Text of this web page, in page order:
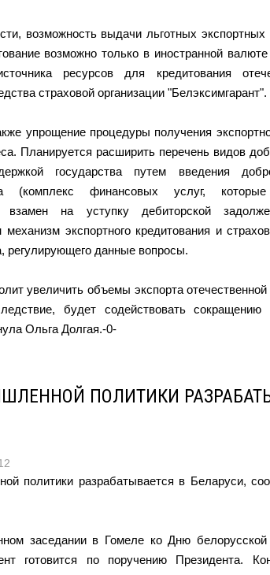
возможность выдачи льготных экспортных
возможно только в иностранной
ресурсов для кредитования
страховой организации "Белэксимгарант".
упрощение процедуры получения
Планируется расширить перечень видов
государства путем введения
(комплекс финансовых услуг,
взамен на уступку дебиторской
экспортного кредитования и
регулирующего данные вопросы.
увеличить объемы экспорта
будет содействовать сокращению
Ольга Долгая.-0-
ПОЛИТИКИ
политики разрабатывается в Беларуси,
заседании в Гомеле ко Дню белорусской
готовится по поручению Президента.